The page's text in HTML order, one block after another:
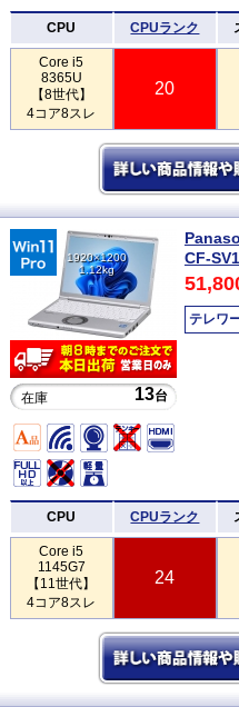
CPU CPUランク
Core i5
8365U
【8世代】
4コア8スレ
20
1920×1200
1.12kg
在庫 13台
CF-
テレワ
CPU CPUランク
Core i5
1145G7
【11世代】
4コア8スレ
24